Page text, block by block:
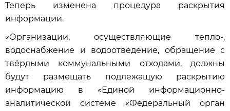
Теперь изменена процедура раскрытия
информации.
«Организации, осуществляющие тепло-,
водоснабжение и водоотведение, обращение с
твёрдыми коммунальными отходами, должны
будут размещать подлежащую раскрытию
информацию в «Единой информационно-
аналитической системе «Федеральный орган